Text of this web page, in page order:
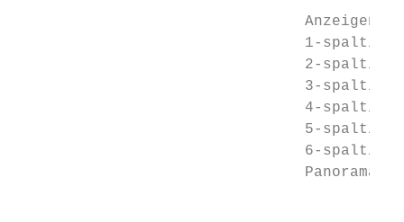
1-spaltig
2-spaltig
3-spaltig
4-spaltig
5-spaltig
6-spaltig
Panorama